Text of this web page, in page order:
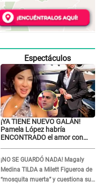
Espectáculos
¡YA TIENE NUEVO GALÁN!
Pamela López habría
ENCONTRADO el amor con
¡NO SE GUARDÓ NADA! Magaly
Medina TILDA a Milett Figueroa de
“mosquita muerta” y cuestiona su